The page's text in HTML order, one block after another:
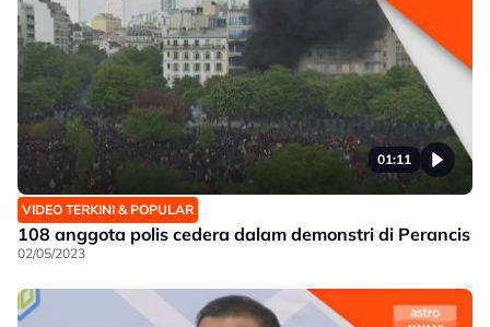
01:11
VIDEO TERKINI & POPULAR
108 anggota polis cedera dalam demonstri di Perancis
02/05/2023